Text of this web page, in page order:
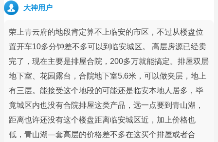
大神用户
荣上青云府的地段肯定算不上临安的市区，不过从楼盘位
置开车10多分钟差不多可以到临安城区。 高层房源已经卖
完了，现在主要是排屋合院，200多万就能搞定。排屋双层
地下室、花园露台，合院地下室5.6米，可以做夹层，地上
有三层。能接受这个地段的可能还是临安本地人居多，毕
竟城区内也没有合院排屋这类产品，远一点要到青山湖，
距离也许还没有这个楼盘距离临安城区近，加上价格也
低，青山湖—套高层的价格差不多在这买个排屋或者合